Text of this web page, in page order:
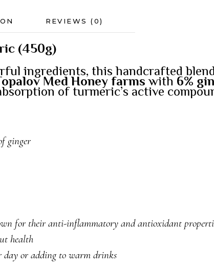
REVIEWS (0)
(450g)
ingredients, this handcrafted
Med Honey farmswith 6%
of turmeric’s active
ginger
for their anti-inflammatory and antioxidant
health
or adding to warm drinks